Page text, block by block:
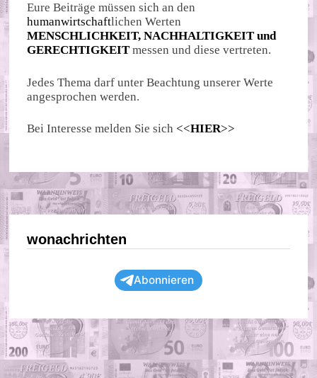
Eure Beiträge müssen sich an den
humanwirtschaftlichen Werten
MENSCHLICHKEIT, NACHHALTIGKEIT und
GERECHTIGKEIT messen und diese vertreten.
Jedes Thema darf unter Beachtung unserer Werte
angesprochen werden.
Bei Interesse melden Sie sich <<HIER>>
wonachrichten
Abonnieren